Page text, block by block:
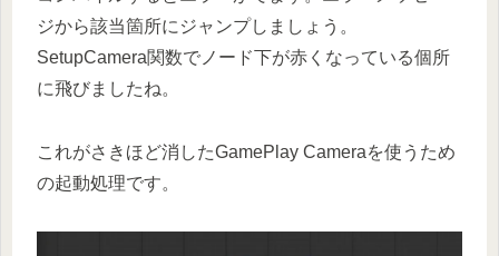
ジから該当箇所にジャンプしましょう。
SetupCamera関数でノード下が赤くなっている個所
に飛びましたね。
これがさきほど消したGamePlay Cameraを使うため
の起動処理です。